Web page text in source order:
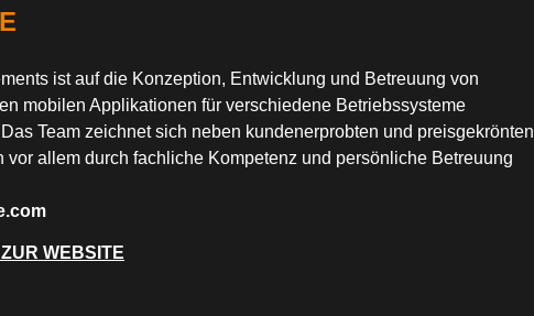
ist auf die Konzeption, Entwicklung und Betreuung von
mobilen Applikationen für verschiedene Betriebssysteme
Team zeichnet sich neben kundenerprobten und preisgekrönten
vor allem durch fachliche Kompetenz und persönliche Betreuung
WEBSITE